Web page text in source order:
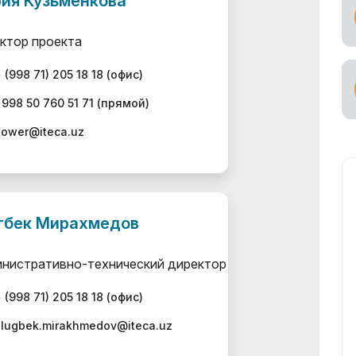
проекта
(998 71) 205 18 18 (офис)
50 760 51 71 (прямой)
Мирахмедов
технический директор
(998 71) 205 18 18 (офис)